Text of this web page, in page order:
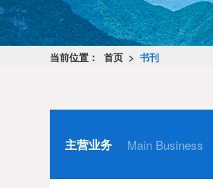
当前位置： 首页 > 书刊
主营业务 Main Business